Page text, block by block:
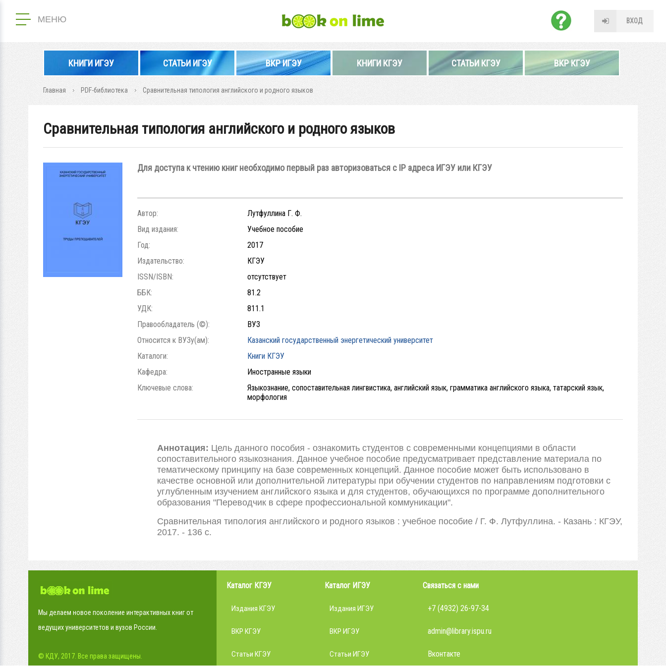
МЕНЮ ВХОД
КНИГИ ИГЭУ СТАТЬИ ИГЭУ ВКР ИГЭУ КНИГИ КГЭУ СТАТЬИ КГЭУ ВКР КГЭУ
Главная PDF-библиотека Сравнительная типология английского и родного языков
Сравнительная типология английского и родного языков
Для доступа к чтению книг необходимо первый раз авторизоваться с IP адреса ИГЭУ или КГЭУ
Автор:
Лутфуллина Г. Ф.
Вид издания:
Учебное пособие
Год:
2017
Издательство:
КГЭУ
ISSN/ISBN:
отсутствует
ББК:
81.2
УДК:
811.1
Правообладатель (©):
ВУЗ
Относится к ВУЗу(ам):
Казанский государственный энергетический университет
Каталоги:
Книги КГЭУ
Кафедра:
Иностранные языки
Ключевые слова:
Языкознание, сопоставительная лингвистика, английский язык, грамматика английского языка, татарский язык,
морфология
Аннотация: Цель данного пособия - ознакомить студентов с современными концепциями в области
сопоставительного языкознания. Данное учебное пособие предусматривает представление материала по
тематическому принципу на базе современных концепций. Данное пособие может быть использовано в
качестве основной или дополнительной литературы при обучении студентов по направлениям подготовки с
углубленным изучением английского языка и для студентов, обучающихся по программе дополнительного
образования "Переводчик в сфере профессиональной коммуникации".
Сравнительная типология английского и родного языков : учебное пособие / Г. Ф. Лутфуллина. - Казань : КГЭУ,
2017. - 136 с.
Мы делаем новое поколение интерактивных книг от
ведущих университетов и вузов России.
© КДУ, 2017. Все права защищены.
Каталог КГЭУ
Издания КГЭУ
ВКР КГЭУ
Статьи КГЭУ
Каталог ИГЭУ
Издания ИГЭУ
ВКР ИГЭУ
Статьи ИГЭУ
Связаться с нами
+7 (4932) 26-97-34
admin@library.ispu.ru
Вконтакте